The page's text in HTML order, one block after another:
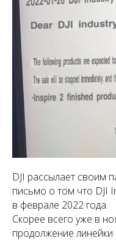
DJI рассылает своим
письмо о том что DJI
в феврале 2022 года.
Скорее всего уже в
продолжение линейки